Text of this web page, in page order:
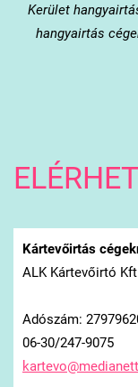
Kerület
hangyairtás
Kártevőirtás
ALK Kártevőirtó Kft
Adószám:
06-30/247-9075
kartevo@medianet